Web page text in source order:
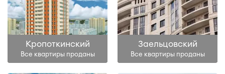
Кропоткинский
Все квартиры проданы
Заельцовский
Все квартиры проданы